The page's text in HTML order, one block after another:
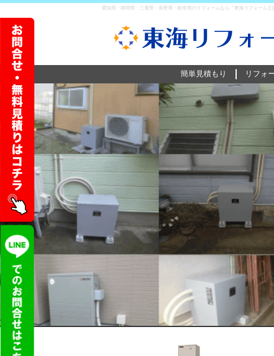
愛知県・静岡県・三重県・長野県・岐阜県のリフォームなら『東海リフォーム
簡単見積もり リフォ